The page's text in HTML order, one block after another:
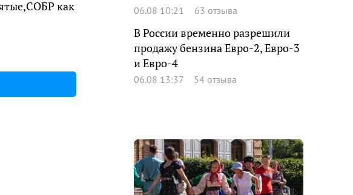
как
06.08 10:21 63 отзыва
В России временно разрешили
продажу бензина Евро-2, Евро-3
и Евро-4
06.08 13:37 54 отзыва